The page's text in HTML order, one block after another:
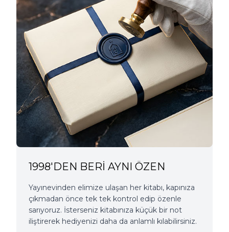
1998'DEN BERİ AYNI ÖZEN
Yayınevinden elimize ulaşan her kitabı, kapınıza
çıkmadan önce tek tek kontrol edip özenle
sarıyoruz. İsterseniz kitabınıza küçük bir not
iliştirerek hediyenizi daha da anlamlı kılabilirsiniz.